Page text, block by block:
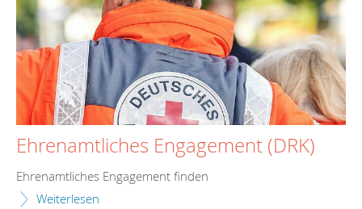
Ehrenamtliches Engagement (DRK)
Ehrenamtliches Engagement finden
Weiterlesen